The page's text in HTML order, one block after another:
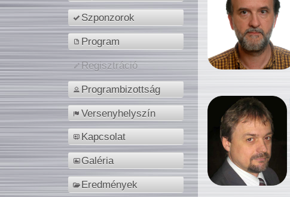
Szponzorok
Program
Regisztráció
Programbizottság
Versenyhelyszín
Kapcsolat
Galéria
Eredmények